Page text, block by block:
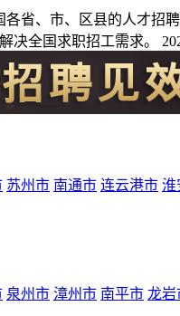
各省、市、区县的人才
决全国求职招工需求。
苏州市 南通市 连云港市 淮
泉州市 漳州市 南平市 龙岩